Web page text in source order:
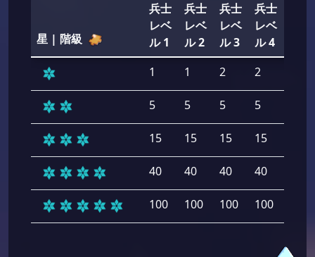
星 | 階級
兵士
レベ
ル 1
兵士
レベ
ル 2
兵士
レベ
ル 3
兵士
レベ
ル 4
1
1 2 2
5 5 5 5
15 15 15 15
40 40 40 40
100 100 100 100